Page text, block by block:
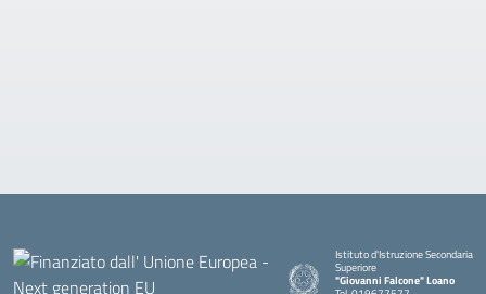
Istituto d'Istruzione Secondaria
Superiore
"Giovanni Falcone" Loano